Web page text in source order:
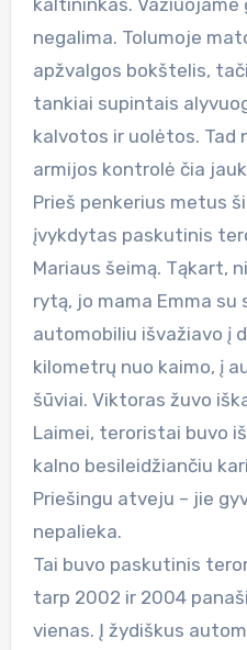
negalima. Tolumoje
apžvalgos bokštelis,
tankiai supintais
kalvotos ir uolėtos. Tad
armijos kontrolė čia
Prieš penkerius metus
įvykdytas paskutinis
Mariaus šeimą. Tąkart,
rytą, jo mama Emma su
automobiliu išvažiavo į
kilometrų nuo kaimo, į
šūviai. Viktoras žuvo
Laimei, teroristai buvo
kalno besileidžiančiu
Priešingu atveju – jie
nepalieka.
Tai buvo paskutinis
tarp 2002 ir 2004
vienas. Į žydiškus